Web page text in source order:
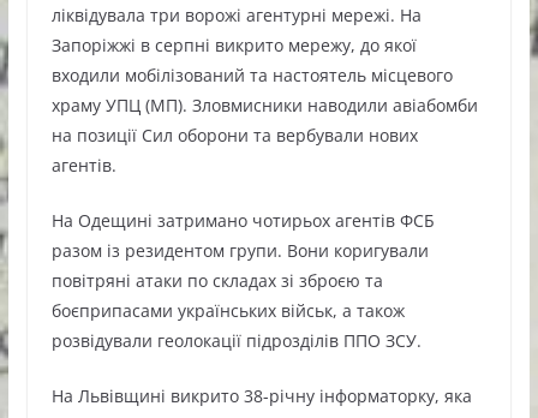
ліквідувала три ворожі агентурні мережі. На
Запоріжжі в серпні викрито мережу, до якої
входили мобілізований та настоятель місцевого
храму УПЦ (МП). Зловмисники наводили авіабомби
на позиції Сил оборони та вербували нових
агентів.
На Одещині затримано чотирьох агентів ФСБ
разом із резидентом групи. Вони коригували
повітряні атаки по складах зі зброєю та
боєприпасами українських військ, а також
розвідували геолокації підрозділів ППО ЗСУ.
На Львівщині викрито 38-річну інформаторку, яка